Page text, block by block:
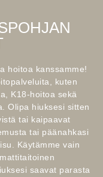
hoitoa kanssamme!
kuten
K18-hoitoa sekä
Olipa hiuksesi sitten
tai kaipaavat
tai päänahkasi
Käytämme vain
saavat parasta